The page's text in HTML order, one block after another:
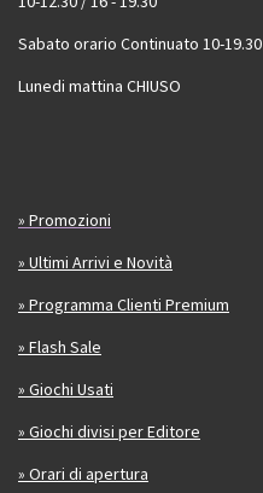
Sabato orario Continuato 10-19.30
Lunedi mattina CHIUSO
» Promozioni
» Ultimi Arrivi e Novità
» Programma Clienti Premium
» Flash Sale
» Giochi Usati
» Giochi divisi per Editore
» Orari di apertura